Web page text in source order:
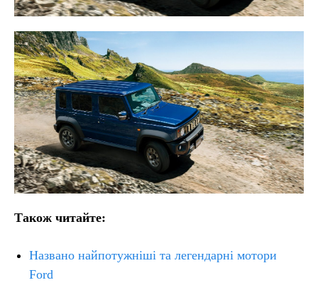
Також читайте:
Названо найпотужніші та легендарні мотори
Ford